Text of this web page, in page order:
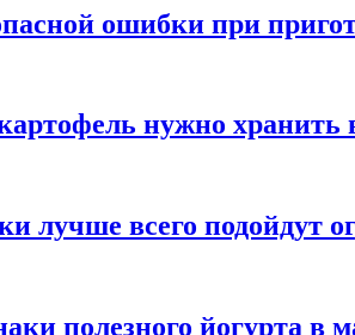
ошибки при
нужно
лучше всего подойдут
полезного йогурта в